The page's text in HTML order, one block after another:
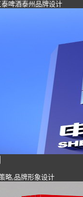
啤酒泰州品牌设计
略,品牌形象设计